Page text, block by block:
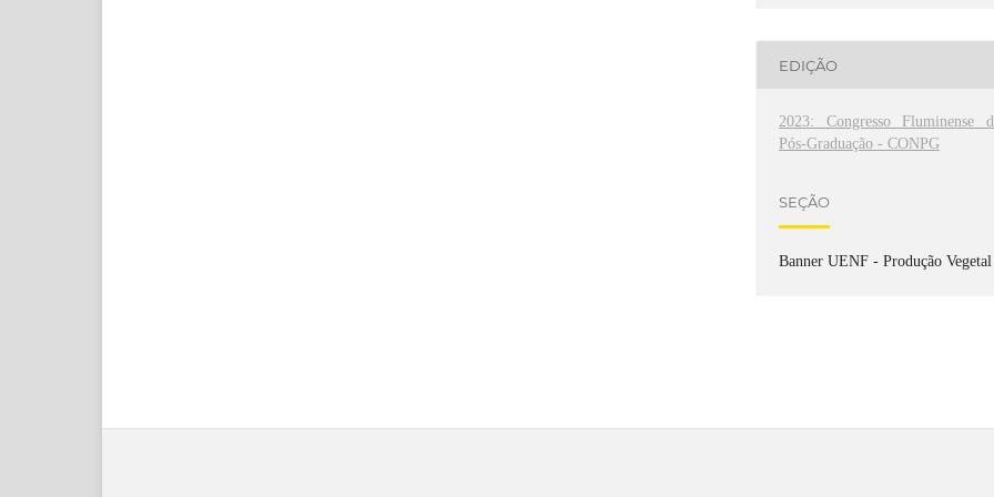
EDIÇÃO
2023: Congresso Fluminense
Pós-Graduação - CONPG
SEÇÃO
Banner UENF - Produção Vegetal